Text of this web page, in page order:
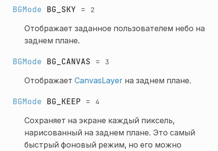
BGMode BG_SKY = 2
Отображает заданное пользователем небо на
заднем плане.
BGMode BG_CANVAS = 3
Отображает CanvasLayerна заднем плане.
BGMode BG_KEEP = 4
Сохраняет на экране каждый пиксель,
нарисованный на заднем плане. Это самый
быстрый фоновый режим, но его можно